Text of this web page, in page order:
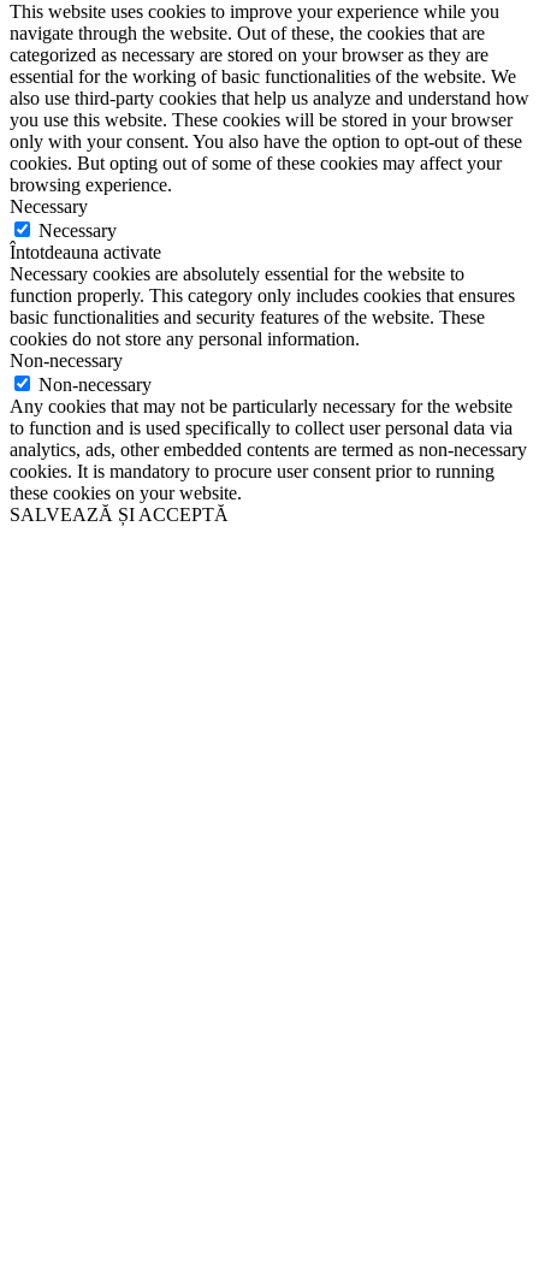
This website uses cookies to improve your experience while you
navigate through the website. Out of these, the cookies that are
categorized as necessary are stored on your browser as they are
essential for the working of basic functionalities of the website. We
also use third-party cookies that help us analyze and understand how
you use this website. These cookies will be stored in your browser
only with your consent. You also have the option to opt-out of these
cookies. But opting out of some of these cookies may affect your
browsing experience.
Necessary
Necessary
Întotdeauna activate
Necessary cookies are absolutely essential for the website to
function properly. This category only includes cookies that ensures
basic functionalities and security features of the website. These
cookies do not store any personal information.
Non-necessary
Non-necessary
Any cookies that may not be particularly necessary for the website
to function and is used specifically to collect user personal data via
analytics, ads, other embedded contents are termed as non-necessary
cookies. It is mandatory to procure user consent prior to running
these cookies on your website.
SALVEAZĂ ȘI ACCEPTĂ